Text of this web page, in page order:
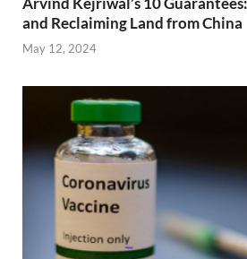
and Reclaiming Land from China
May 12, 2024